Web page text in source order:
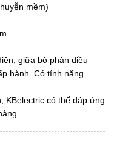
mềm)
giữa bộ phận điều
hành. Có tính năng
KBelectric có thể đáp ứng